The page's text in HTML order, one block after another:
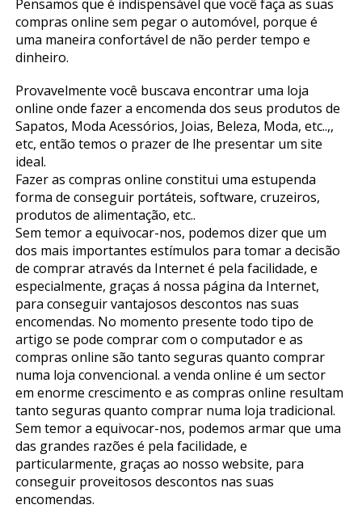
Pensamos que é indispensável que você faça as suas
compras online sem pegar o automóvel, porque é
uma maneira confortável de não perder tempo e
dinheiro.
Provavelmente você buscava encontrar uma loja
online onde fazer a encomenda dos seus produtos de
Sapatos, Moda Acessórios, Joias, Beleza, Moda, etc..,,
etc, então temos o prazer de lhe presentar um site
ideal.
Fazer as compras online constitui uma estupenda
forma de conseguir portáteis, software, cruzeiros,
produtos de alimentação, etc..
Sem temor a equivocar-nos, podemos dizer que um
dos mais importantes estímulos para tomar a decisão
de comprar através da Internet é pela facilidade, e
especialmente, graças á nossa página da Internet,
para conseguir vantajosos descontos nas suas
encomendas. No momento presente todo tipo de
artigo se pode comprar com o computador e as
compras online são tanto seguras quanto comprar
numa loja convencional. a venda online é um sector
em enorme crescimento e as compras online resultam
tanto seguras quanto comprar numa loja tradicional.
Sem temor a equivocar-nos, podemos afirmar que uma
das grandes razões é pela facilidade, e
particularmente, graças ao nosso website, para
conseguir proveitosos descontos nas suas
encomendas.